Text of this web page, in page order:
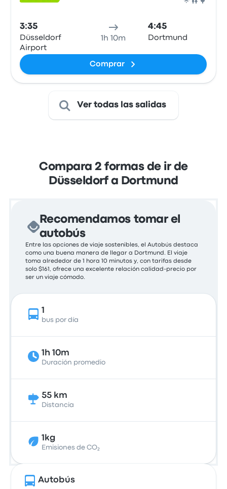
3:35
Düsseldorf
Airport
1h 10m
4:45
Dortmund
Comprar
Ver todas las salidas
Compara 2 formas de ir de
Düsseldorf a Dortmund
Recomendamos tomar el
autobús
Entre las opciones de viaje sostenibles, el Autobús destaca
como una buena manera de llegar a Dortmund. El viaje
toma alrededor de 1 hora 10 minutos y, con tarifas desde
solo $161, ofrece una excelente relación calidad-precio por
ser un viaje cómodo.
1
bus por día
1h 10m
Duración promedio
55 km
Distancia
1kg
Emisiones de CO₂
Autobús